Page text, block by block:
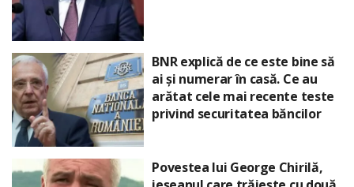
BNR explică de ce este bine să
ai și numerar în casă. Ce au
arătat cele mai recente teste
privind securitatea băncilor
Povestea lui George Chirilă,